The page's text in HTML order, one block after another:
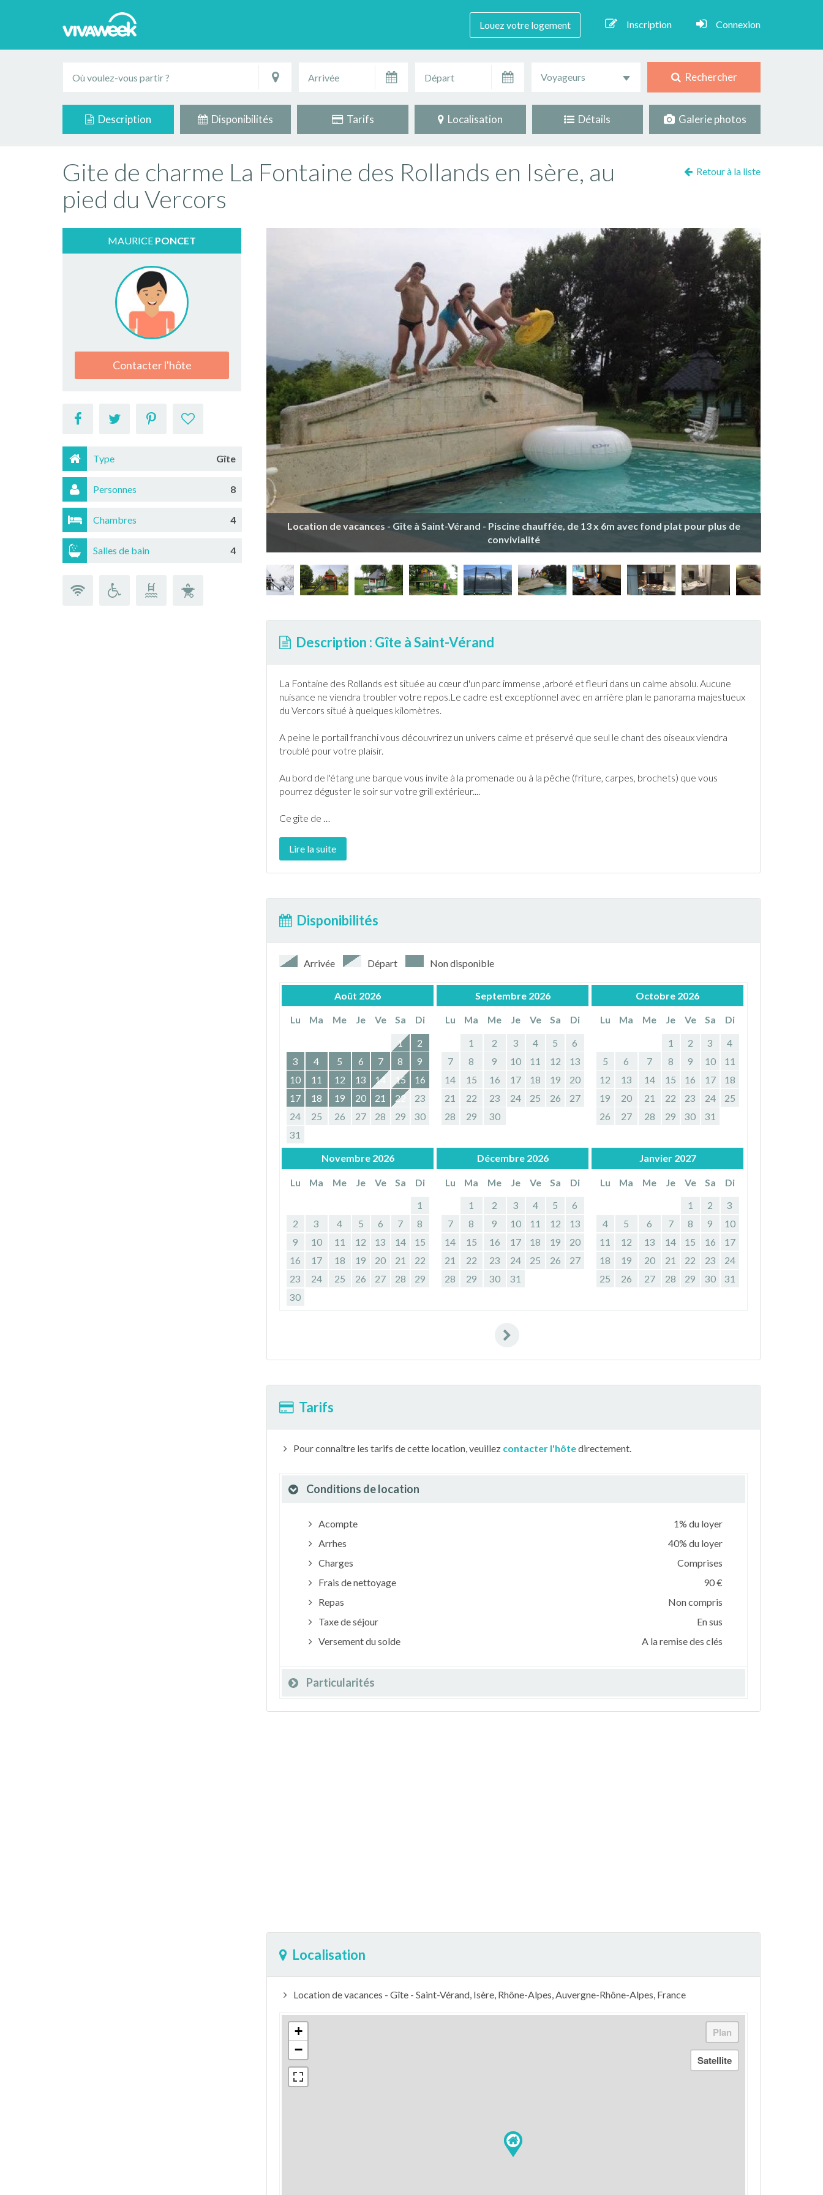
Louez votre logement Inscription Connexion
Voyageurs Rechercher
Description Disponibilités Tarifs Localisation Détails Galerie photos
Gite de charme La Fontaine des Rollands en Isère, au
pied du Vercors
Retour à la liste
MAURICE PONCET
Contacter l'hôte
Type Gîte
Personnes 8
Chambres 4
Salles de bain 4
Location de vacances - Gîte à Saint-Vérand - Piscine chauffée, de 13 x 6m avec fond plat pour plus de
convivialité
Description : Gîte à Saint-Vérand
La Fontaine des Rollands est située au cœur d'un parc immense ,arboré et fleuri dans un calme absolu. Aucune
nuisance ne viendra troubler votre repos.Le cadre est exceptionnel avec en arrière plan le panorama majestueux
du Vercors situé à quelques kilomètres.
A peine le portail franchi vous découvrirez un univers calme et préservé que seul le chant des oiseaux viendra
troublé pour votre plaisir.
Au bord de l'étang une barque vous invite à la promenade ou à la pêche (friture, carpes, brochets) que vous
pourrez déguster le soir sur votre grill extérieur....
Ce gite de …
Lire la suite
Disponibilités
Arrivée Départ Non disponible
Août 2026
Lu Ma Me Je Ve Sa
Di
1
2
3
4 5 6 7 8
9
10
11 12 13 14 15
16
17
18 19 20 21 22
23
24
25 26 27 28 29
30
31
Septembre 2026
Lu Ma Me Je Ve Sa
Di
1
2 3 4 5
6
7
8 9 10 11 12
13
14
15 16 17 18 19
20
21
22 23 24 25 26
27
28
29 30
Octobre 2026
Lu Ma Me Je Ve Sa
Di
1
2 3
4
5
6 7 8 9 10
11
12
13 14 15 16 17
18
19
20 21 22 23 24
25
26
27 28 29 30 31
Novembre 2026
Lu Ma Me Je Ve Sa
Di
1
2
3 4 5 6 7
8
9
10 11 12 13 14
15
16
17 18 19 20 21
22
23
24 25 26 27 28
29
30
Décembre 2026
Lu Ma Me Je Ve Sa
Di
1
2 3 4 5
6
7
8 9 10 11 12
13
14
15 16 17 18 19
20
21
22 23 24 25 26
27
28
29 30 31
Janvier 2027
Lu Ma Me Je Ve Sa
Di
1
2
3
4
5 6 7 8 9
10
11
12 13 14 15 16
17
18
19 20 21 22 23
24
25
26 27 28 29 30 31
Tarifs
Pour connaître les tarifs de cette location, veuillez contacter l'hôtedirectement.
Conditions de location
Acompte
1% du loyer
Arrhes
40% du loyer
Charges
Comprises
Frais de nettoyage
90 €
Repas
Non compris
Taxe de séjour
En sus
Versement du solde
A la remise des clés
Particularités
Localisation
Location de vacances - Gîte - Saint-Vérand, Isère, Rhône-Alpes, Auvergne-Rhône-Alpes, France
+
−